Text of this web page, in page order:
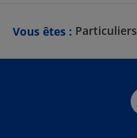
Vous êtes : Particuliers